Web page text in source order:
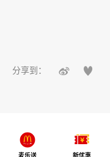
分享到：  